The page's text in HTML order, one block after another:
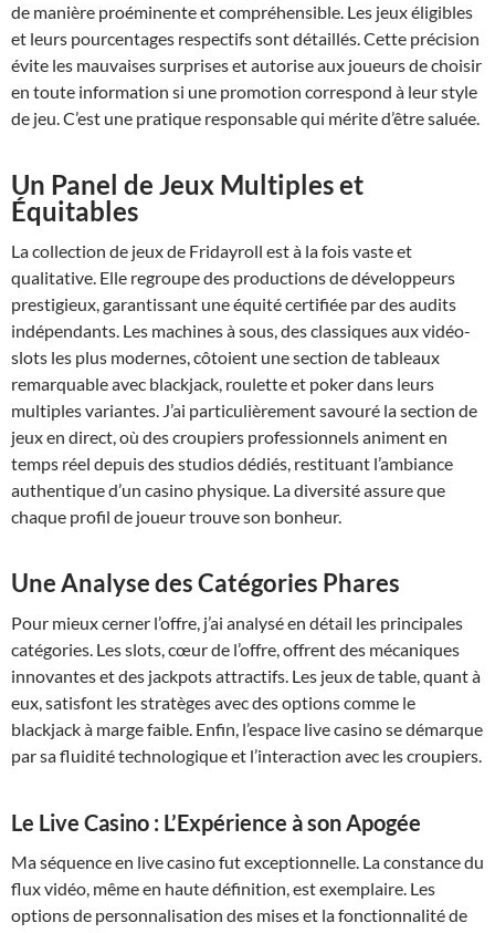
de manière proéminente et compréhensible. Les jeux éligibles
et leurs pourcentages respectifs sont détaillés. Cette précision
évite les mauvaises surprises et autorise aux joueurs de choisir
en toute information si une promotion correspond à leur style
de jeu. C’est une pratique responsable qui mérite d’être saluée.
Un Panel de Jeux Multiples et
Équitables
La collection de jeux de Fridayroll est à la fois vaste et
qualitative. Elle regroupe des productions de développeurs
prestigieux, garantissant une équité certifiée par des audits
indépendants. Les machines à sous, des classiques aux vidéo-
slots les plus modernes, côtoient une section de tableaux
remarquable avec blackjack, roulette et poker dans leurs
multiples variantes. J’ai particulièrement savouré la section de
jeux en direct, où des croupiers professionnels animent en
temps réel depuis des studios dédiés, restituant l’ambiance
authentique d’un casino physique. La diversité assure que
chaque profil de joueur trouve son bonheur.
Une Analyse des Catégories Phares
Pour mieux cerner l’offre, j’ai analysé en détail les principales
catégories. Les slots, cœur de l’offre, offrent des mécaniques
innovantes et des jackpots attractifs. Les jeux de table, quant à
eux, satisfont les stratèges avec des options comme le
blackjack à marge faible. Enfin, l’espace live casino se démarque
par sa fluidité technologique et l’interaction avec les croupiers.
Le Live Casino : L’Expérience à son Apogée
Ma séquence en live casino fut exceptionnelle. La constance du
flux vidéo, même en haute définition, est exemplaire. Les
options de personnalisation des mises et la fonctionnalité de